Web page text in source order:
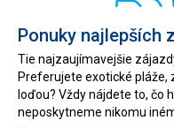
Ponuky najlepších
Tie najzaujímavejšie
Preferujete exotické pláže,
loďou? Vždy nájdete to, čo
neposkytneme nikomu